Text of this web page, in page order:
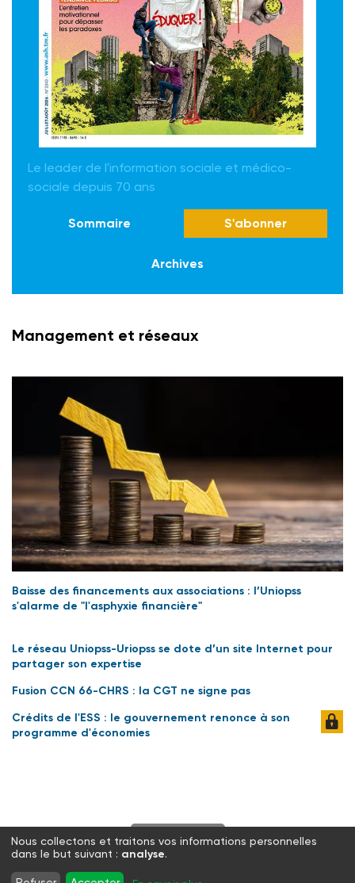
Le leader de l'information sociale et médico-
sociale depuis 70 ans
Sommaire S'abonner
Archives
Management et réseaux
Baisse des financements aux associations : l’Uniopss
s'alarme de "l'asphyxie financière"
Le réseau Uniopss-Uriopss se dote d’un site Internet pour
partager son expertise
Fusion CCN 66-CHRS : la CGT ne signe pas
Crédits de l'ESS : le gouvernement renonce à son
programme d'économies
S'abonner
Twitter Facebook
Nous collectons et traitons vos informations personnelles
dans le but suivant : analyse.